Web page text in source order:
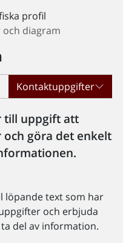
profil
och diagram
Kontaktuppgifter
till uppgift att
göra det enkelt
löpande text som har
och erbjuda
del av information.